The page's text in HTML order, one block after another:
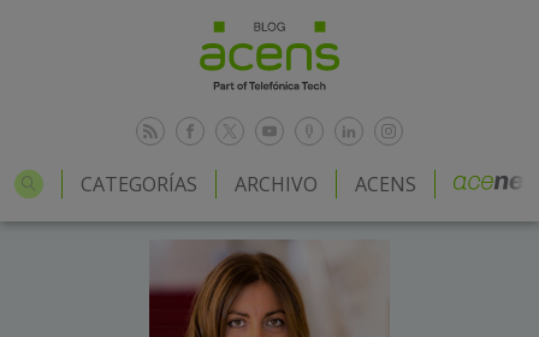
CATEGORÍAS ARCHIVO ACENS